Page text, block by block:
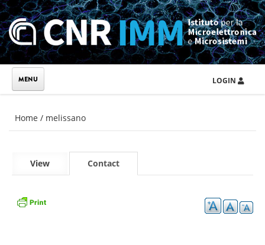
Skip to main content
LOGIN
You are here
Home / melissano
Primary tabs
View Contact